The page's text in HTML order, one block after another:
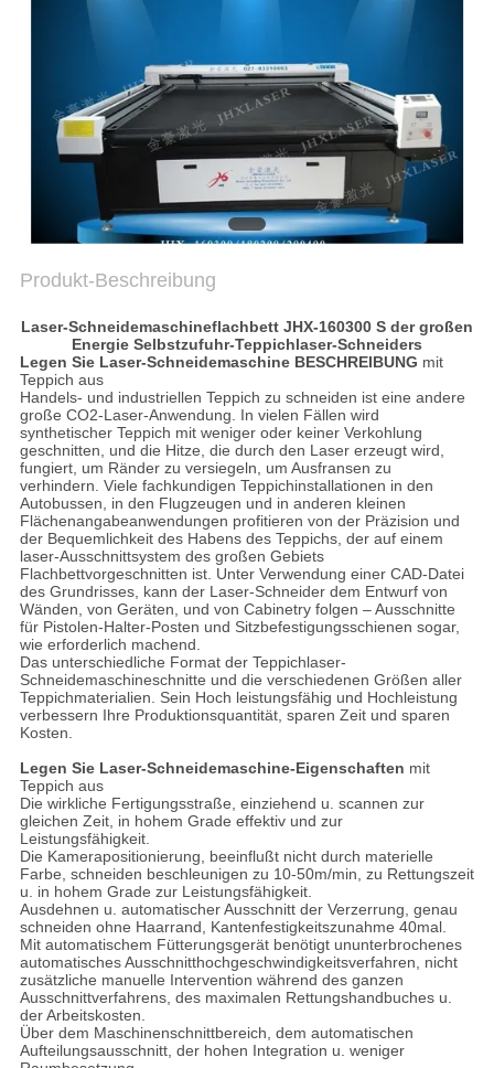
PRIVACY
POLICY
Produkt-Beschreibung
Laser-Schneidemaschineflachbett JHX-160300 S der großen
Energie Selbstzufuhr-Teppichlaser-Schneiders
Legen Sie Laser-Schneidemaschine BESCHREIBUNG mit
Teppich aus
Handels- und industriellen Teppich zu schneiden ist eine andere
große CO2-Laser-Anwendung. In vielen Fällen wird
synthetischer Teppich mit weniger oder keiner Verkohlung
geschnitten, und die Hitze, die durch den Laser erzeugt wird,
fungiert, um Ränder zu versiegeln, um Ausfransen zu
verhindern. Viele fachkundigen Teppichinstallationen in den
Autobussen, in den Flugzeugen und in anderen kleinen
Flächenangabeanwendungen profitieren von der Präzision und
der Bequemlichkeit des Habens des Teppichs, der auf einem
laser-Ausschnittsystem des großen Gebiets
Flachbettvorgeschnitten ist. Unter Verwendung einer CAD-Datei
des Grundrisses, kann der Laser-Schneider dem Entwurf von
Wänden, von Geräten, und von Cabinetry folgen – Ausschnitte
für Pistolen-Halter-Posten und Sitzbefestigungsschienen sogar,
wie erforderlich machend.
Das unterschiedliche Format der Teppichlaser-
Schneidemaschineschnitte und die verschiedenen Größen aller
Teppichmaterialien. Sein Hoch leistungsfähig und Hochleistung
verbessern Ihre Produktionsquantität, sparen Zeit und sparen
Kosten.
Legen Sie Laser-Schneidemaschine-Eigenschaften mit
Teppich aus
Die wirkliche Fertigungsstraße, einziehend u. scannen zur
gleichen Zeit, in hohem Grade effektiv und zur
Leistungsfähigkeit.
Die Kamerapositionierung, beeinflußt nicht durch materielle
Farbe, schneiden beschleunigen zu 10-50m/min, zu Rettungszeit
u. in hohem Grade zur Leistungsfähigkeit.
Ausdehnen u. automatischer Ausschnitt der Verzerrung, genau
schneiden ohne Haarrand, Kantenfestigkeitszunahme 40mal.
Mit automatischem Fütterungsgerät benötigt ununterbrochenes
automatisches Ausschnitthochgeschwindigkeitsverfahren, nicht
zusätzliche manuelle Intervention während des ganzen
Ausschnittverfahrens, des maximalen Rettungshandbuches u.
der Arbeitskosten.
Über dem Maschinenschnittbereich, dem automatischen
Aufteilungsausschnitt, der hohen Integration u. weniger